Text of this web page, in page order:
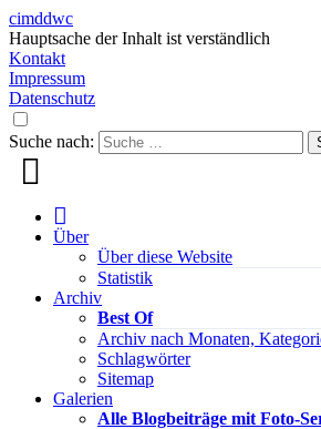
cimddwc
Hauptsache der Inhalt ist verständlich
Kontakt
Impressum
Datenschutz
Suche nach:
Über
Über diese Website
Statistik
Archiv
Best Of
Archiv nach Monaten,
Schlagwörter
Sitemap
Galerien
Alle Blogbeiträge mit Foto-